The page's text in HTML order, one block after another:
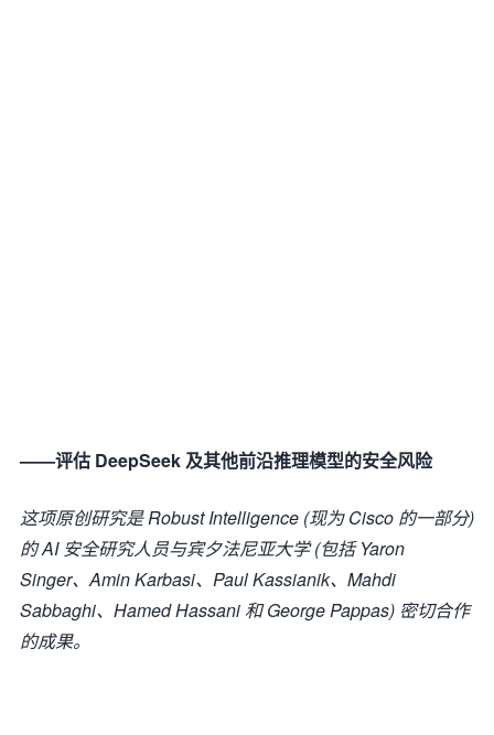
——评估 DeepSeek 及其他前沿推理模型的安全风险
这项原创研究是 Robust Intelligence (现为 Cisco 的一部分)
的 AI 安全研究人员与宾夕法尼亚大学 (包括 Yaron
Singer、Amin Karbasi、Paul Kassianik、Mahdi
Sabbaghi、Hamed Hassani 和 George Pappas) 密切合作
的成果。